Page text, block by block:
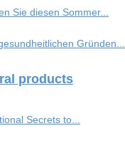
Sie diesen Sommer...
Gründen...
products
Secrets to...